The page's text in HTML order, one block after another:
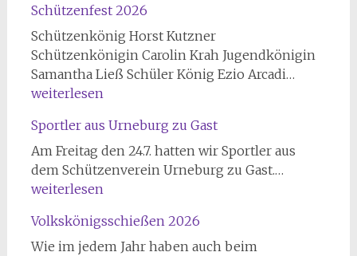
Schützenfest 2026
Schützenkönig Horst Kutzner
Schützenkönigin Carolin Krah Jugendkönigin
Samantha Ließ Schüler König Ezio Arcadi…
weiterlesen
Sportler aus Urneburg zu Gast
Am Freitag den 24.7. hatten wir Sportler aus
dem Schützenverein Urneburg zu Gast.…
weiterlesen
Volkskönigsschießen 2026
Wie im jedem Jahr haben auch beim